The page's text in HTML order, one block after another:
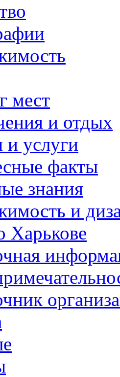
мест
и отдых
и услуги
факты
знания
и
Харькове